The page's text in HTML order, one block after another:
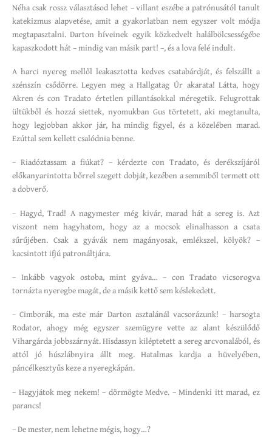
Néha csak rossz választásod lehet – villant eszébe a patrónusától tanult
katekizmus alapvetése, amit a gyakorlatban nem egyszer volt módja
megtapasztalni. Darton híveinek egyik közkedvelt halálbölcsességébe
kapaszkodott hát – mindig van másik part! –, és a lova felé indult.
A harci nyereg mellől leakasztotta kedves csatabárdját, és felszállt a
szénszín csődörre. Legyen meg a Hallgatag Úr akarata! Látta, hogy
Akren és con Tradato értetlen pillantásokkal méregetik. Felugrottak
ültükből és hozzá siettek, nyomukban Gus törtetett, aki megtanulta,
hogy legjobban akkor jár, ha mindig figyel, és a közelében marad.
Ezúttal sem kellett csalódnia benne.
– Riadóztassam a fiúkat? – kérdezte con Tradato, és derékszíjáról
előkanyarintotta bőrrel szegett dobját, kezében a semmiből termett ott
a dobverő.
– Hagyd, Trad! A nagymester még kivár, marad hát a sereg is. Azt
viszont nem hagyhatom, hogy az a mocsok elinalhasson a csata
sűrűjében. Csak a gyávák nem magányosak, emlékszel, kölyök? –
kacsintott ifjú patronáltjára.
– Inkább vagyok ostoba, mint gyáva… – con Tradato vicsorogva
tornázta nyeregbe magát, de a másik kettő sem késlekedett.
– Cimborák, ma este már Darton asztalánál vacsorázunk! – harsogta
Rodator, ahogy még egyszer szemügyre vette az alant készülődő
Vihargárda jobbszárnyát. Hisdassyn kiléptetett a sereg arcvonalából, és
attól jó húszlábnyira állt meg. Hatalmas kardja a hüvelyében,
páncélkesztyűs keze a nyeregkápán.
– Hagyjátok meg nekem! – dörmögte Medve. – Mindenki itt marad, ez
parancs!
– De mester, nem lehetne mégis, hogy…?